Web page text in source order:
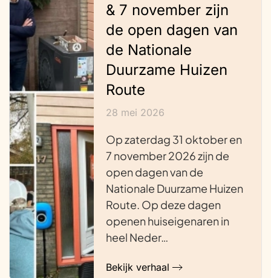
& 7 november zijn
de open dagen van
de Nationale
Duurzame Huizen
Route
28 mei 2026
Op zaterdag 31 oktober en
7 november 2026 zijn de
open dagen van de
Nationale Duurzame Huizen
Route. Op deze dagen
openen huiseigenaren in
heel Neder…
Bekijk verhaal